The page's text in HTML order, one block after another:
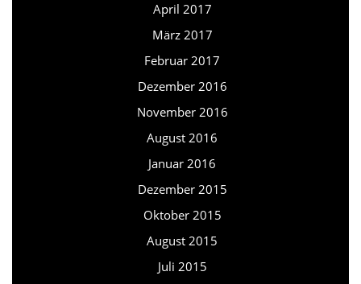
April 2017
März 2017
Februar 2017
Dezember 2016
November 2016
August 2016
Januar 2016
Dezember 2015
Oktober 2015
August 2015
Juli 2015